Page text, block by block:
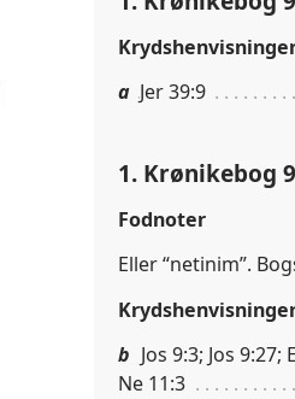
a Jer 39:9
1. Krønikebog
Fodnoter
Eller “netinim”.
b Jos 9:3; Jos
Ne 11:3